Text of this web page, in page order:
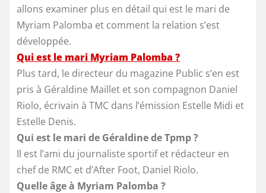
allons examiner plus en détail qui est le mari de
Myriam Palomba et comment la relation s’est
développée.
Qui est le mari Myriam Palomba ?
Plus tard, le directeur du magazine Public s’en est
pris à Géraldine Maillet et son compagnon Daniel
Riolo, écrivain à TMC dans l’émission Estelle Midi et
Estelle Denis.
Qui est le mari de Géraldine de Tpmp ?
Il est l’ami du journaliste sportif et rédacteur en
chef de RMC et d’After Foot, Daniel Riolo.
Quelle âge à Myriam Palomba ?